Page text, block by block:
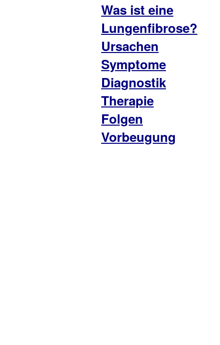
Was ist eine
Lungenfibrose?
Ursachen
Symptome
Diagnostik
Therapie
Folgen
Vorbeugung